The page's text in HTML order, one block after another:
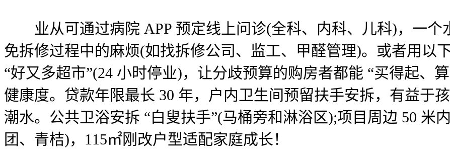
业从可通过病院 APP 预定线上问诊(全科、内科、儿科)，一个
免拆修过程中的麻烦(如找拆修公司、监工、甲醛管理)。或者用以
“好又多超市”(24 小时停业)，让分歧预算的购房者都能 “买得起、
健康度。贷款年限最长 30 年，户内卫生间预留扶手安拆，有益于
潮水。公共卫浴安拆 “白叟扶手”(马桶旁和淋浴区);项目周边 50 米
团、青桔)，115㎡刚改户型适配家庭成长！